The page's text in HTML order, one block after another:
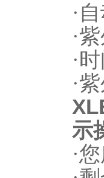
·
·
·
·
示
·